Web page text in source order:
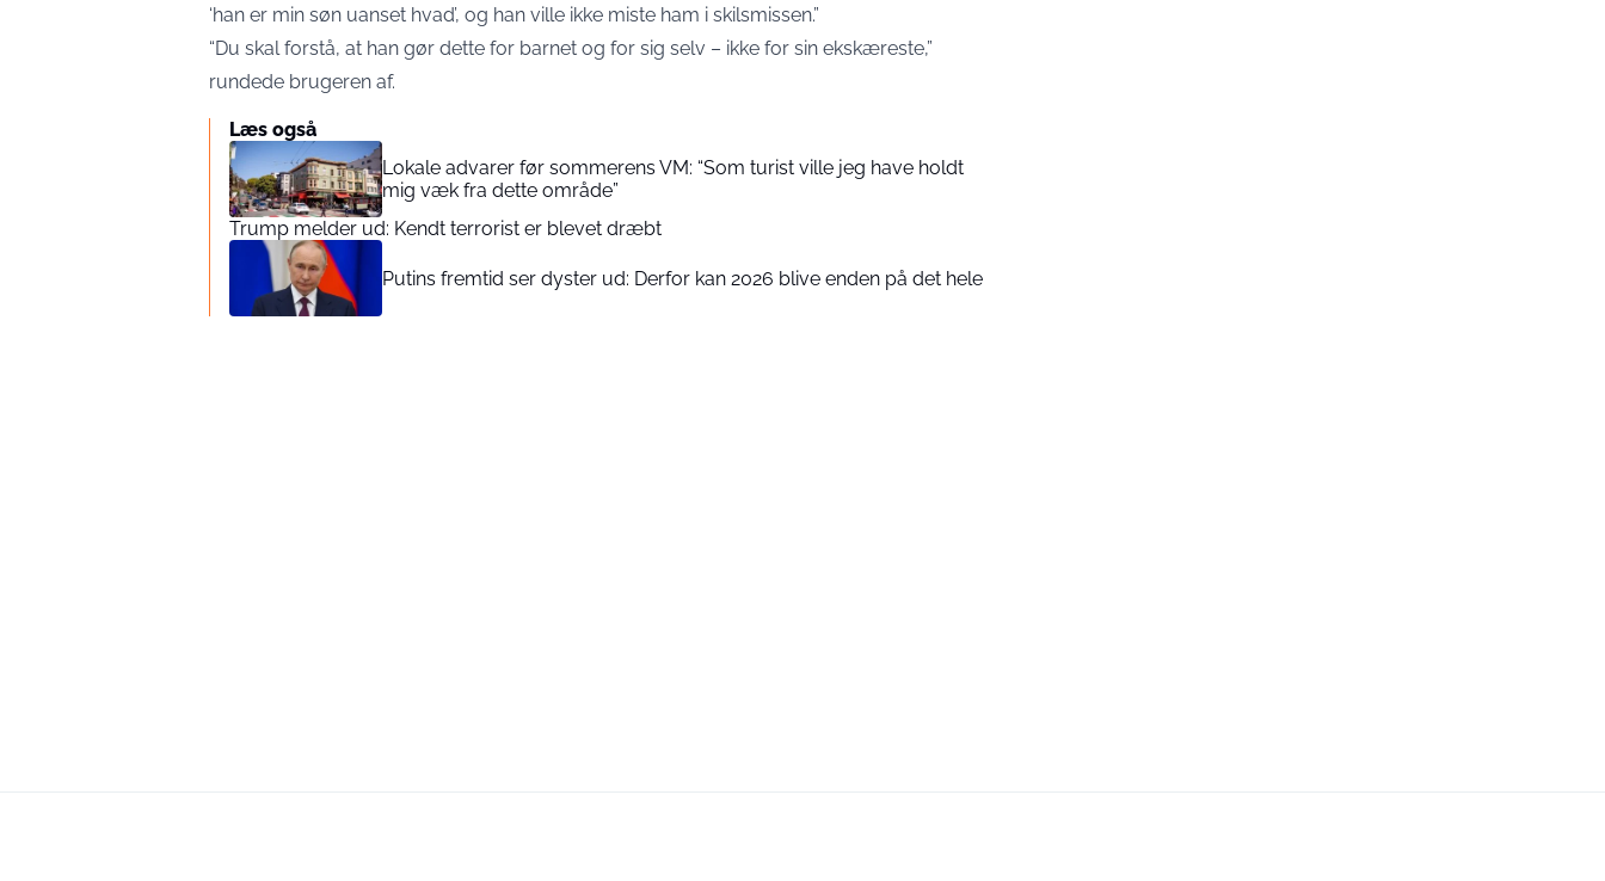
‘han er min søn uanset hvad’, og han ville ikke miste ham i skilsmissen.”
“Du skal forstå, at han gør dette for barnet og for sig selv – ikke for sin ekskæreste,”
rundede brugeren af.
Læs også
Lokale advarer før sommerens VM: “Som turist ville jeg have holdt
mig væk fra dette område”
Trump melder ud: Kendt terrorist er blevet dræbt
Putins fremtid ser dyster ud: Derfor kan 2026 blive enden på det hele